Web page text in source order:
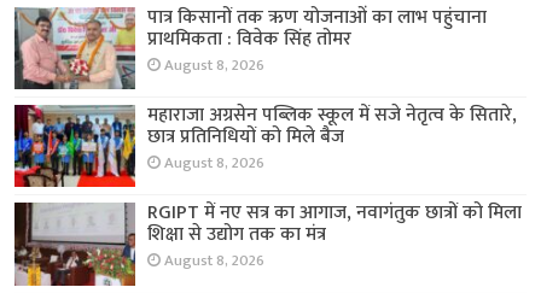
पात्र किसानों तक ऋण योजनाओं का लाभ पहुंचाना
प्राथमिकता : विवेक सिंह तोमर
August 8, 2026
महाराजा अग्रसेन पब्लिक स्कूल में सजे नेतृत्व के सितारे,
छात्र प्रतिनिधियों को मिले बैज
August 8, 2026
RGIPT में नए सत्र का आगाज, नवागंतुक छात्रों को मिला
शिक्षा से उद्योग तक का मंत्र
August 8, 2026